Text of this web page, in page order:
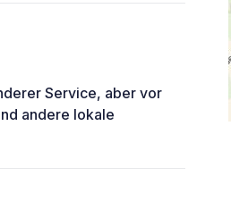
Service, aber vor
andere lokale